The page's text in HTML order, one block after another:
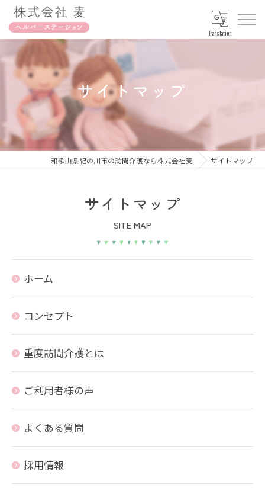
Translation
サイトマップ
和歌山県紀の川市の訪問介護なら株式会社麦 サイトマップ
SITE MAP
サイトマップ
ホーム
コンセプト
重度訪問介護とは
ご利用者様の声
よくある質問
採用情報